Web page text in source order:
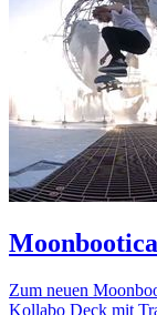
Zum neuen
Kollabo Deck mit